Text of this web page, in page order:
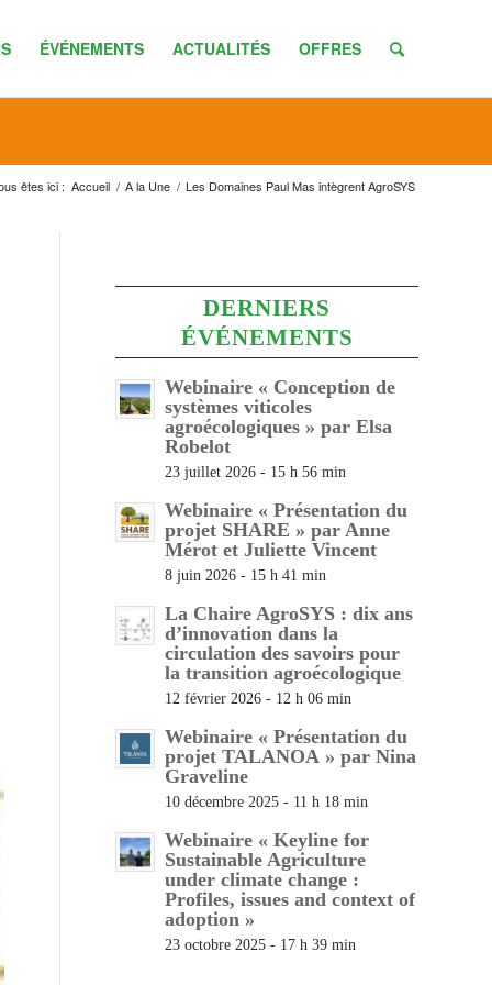
ÉVÉNEMENTS ACTUALITÉS OFFRES
êtes ici : Accueil / A la Une / Les Domaines Paul Mas intègrent AgroSYS
DERNIERS
ÉVÉNEMENTS
Webinaire « Conception de
systèmes viticoles
agroécologiques » par Elsa
Robelot
23 juillet 2026 - 15 h 56 min
Webinaire « Présentation du
projet SHARE » par Anne
Mérot et Juliette Vincent
8 juin 2026 - 15 h 41 min
La Chaire AgroSYS : dix ans
d’innovation dans la
circulation des savoirs pour
la transition agroécologique
12 février 2026 - 12 h 06 min
Webinaire « Présentation du
projet TALANOA » par Nina
Graveline
10 décembre 2025 - 11 h 18 min
Webinaire « Keyline for
Sustainable Agriculture
under climate change :
Profiles, issues and context of
adoption »
23 octobre 2025 - 17 h 39 min